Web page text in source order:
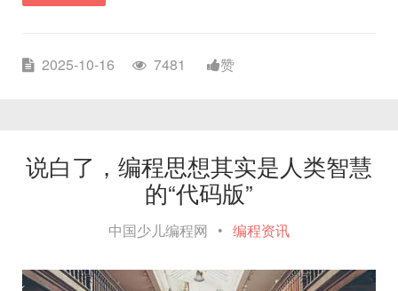
2025-10-16 7481 赞
说白了，编程思想其实是人类智慧
的“代码版”
中国少儿编程网 • 编程资讯